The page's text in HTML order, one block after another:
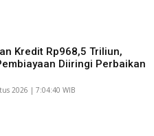
Kredit Rp968,5 Triliun,
Diiringi Perbaikan
2026 | 7:04:40 WIB